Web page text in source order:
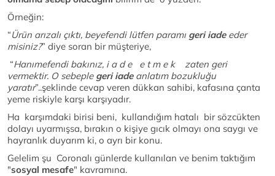
Örneğin:
“Ürün arızalı çıktı, beyefendi lütfen paramı geri iadeeder
misiniz?” diye soran bir müşteriye,
“Hanımefendi bakınız, i a d e e t m e k zaten geri
vermektir. O sebeple geri iade anlatım bozukluğu
yaratır”..şeklinde cevap veren dükkan sahibi, kafasına çanta
yeme riskiyle karşı karşıyadır.
Ha karşımdaki birisi beni, kullandığım hatalı bir sözcükten
dolayı uyarmışsa, bırakın o kişiye gıcık olmayı ona saygı ve
hayranlık duyarım ki, o ayrı bir konu.
Gelelim şu Coronalı günlerde kullanılan ve benim taktığım
"sosyal mesafe" kavramına.